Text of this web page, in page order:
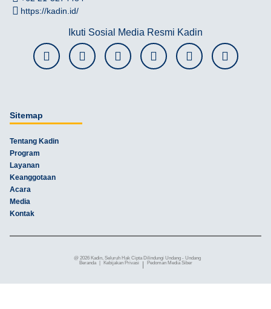
https://kadin.id/
Ikuti Sosial Media Resmi Kadin
Sitemap
Tentang Kadin
Program
Layanan
Keanggotaan
Acara
Media
Kontak
@ 2026 Kadin, Seluruh Hak Cipta Dilindungi Undang - Undang
Beranda
| Kebijakan Privasi | Pedoman Media Siber